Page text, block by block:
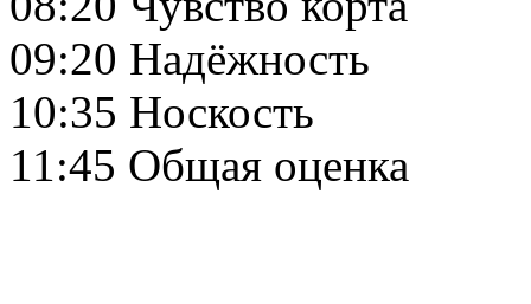
09:20 Надёжность
10:35 Носкость
11:45 Общая оценка